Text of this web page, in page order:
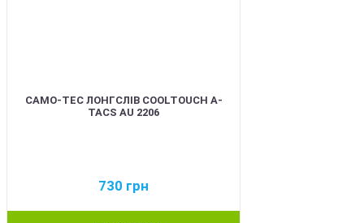
CAMO-TEC ЛОНГСЛІВ COOLTOUCH A-
TACS AU 2206
730 грн